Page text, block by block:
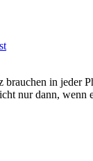
brauchen in jeder
nur dann, wenn